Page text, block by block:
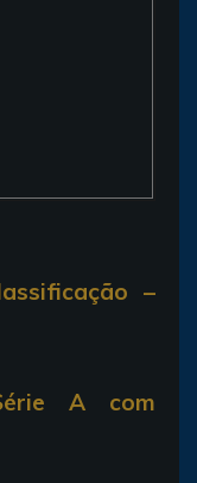
–
A com